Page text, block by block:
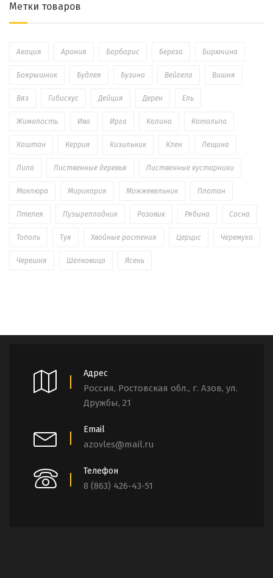
Метки товаров
Акация Арония Барбарис Береза Бирючина
Боярышник Будлея Бузина Вейгела Вишня
Вяз Гибискус Дейция Дерен Ель
Жимолость Ива Ирга Калина Катальпа
Каштан Керрия Кизильник Клен Лещина
Липа Лиственные деревья Лиственные кустарники
Маклюра Мирикария Можжевельник Платан
Птелея Пузыреплодник Розовик Рябина Сосна
Тополь Туя Хвойные растения Церцис Черемуха
Черешня Шелковица Ясень
Адрес
Россия, Ростовская обл., г. Азов, ул.
Дружбы, 21
Email
azovles@mail.ru
Телефон
8 (863) 426-43-51